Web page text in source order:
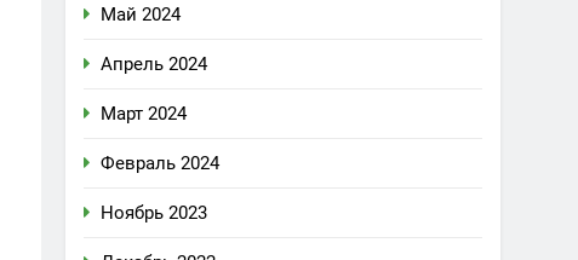
Май 2024
Апрель 2024
Март 2024
Февраль 2024
Ноябрь 2023